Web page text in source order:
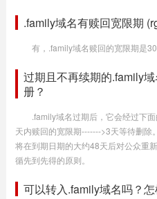
.family域名有赎回宽限期
有，.family域名赎回的宽限期是30
过期且不再续期的.family
册？
.family域名过期后，它会经过下
天内赎回的宽限期------->3天等待删
将在到期日期的大约48天后对公众重
循先到先得的原则。
可以转入.family域名吗？怎